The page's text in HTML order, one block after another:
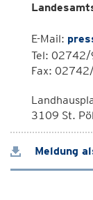
E-Mail:
Tel:
Fax:
3109 St.
Meldung